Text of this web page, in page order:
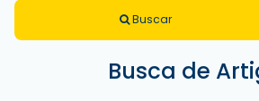
Buscar
Busca de